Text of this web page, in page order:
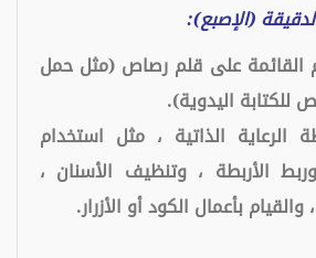
(الإصبع):
القائمة على قلم رصاص (مثل حمل
اليدوية).
الذاتية ، مثل استخدام
الأربطة ، وتنظيف الأسنان ،
بأعمال الكود أو الأزرار.